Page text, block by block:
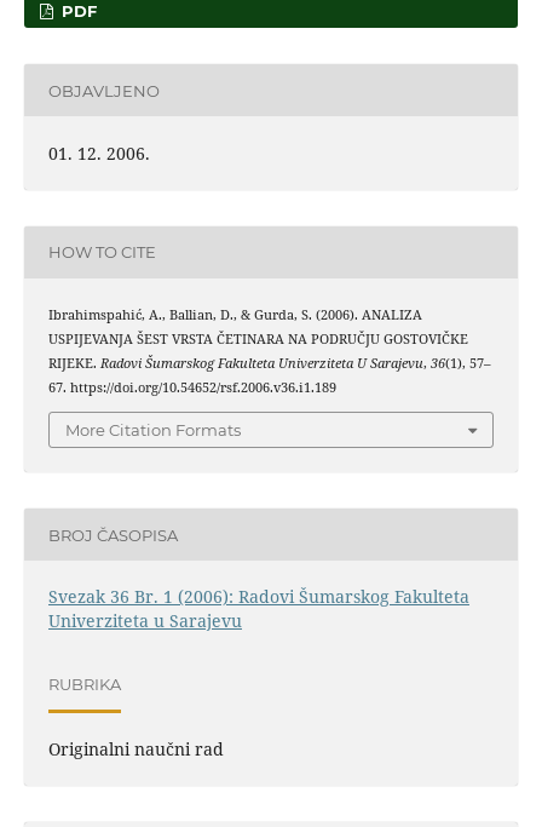
PDF
OBJAVLJENO
01. 12. 2006.
HOW TO CITE
Ibrahimspahić, A., Ballian, D., & Gurda, S. (2006). ANALIZA
USPIJEVANJA ŠEST VRSTA ČETINARA NA PODRUČJU GOSTOVIČKE
RIJEKE. Radovi Šumarskog Fakulteta Univerziteta U Sarajevu, 36(1), 57–
67. https://doi.org/10.54652/rsf.2006.v36.i1.189
More Citation Formats
BROJ ČASOPISA
Svezak 36 Br. 1 (2006): Radovi Šumarskog Fakulteta
Univerziteta u Sarajevu
RUBRIKA
Originalni naučni rad